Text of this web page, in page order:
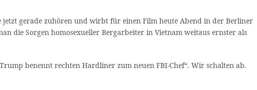
jetzt gerade zuhören und wirbt für einen Film heute Abend in der Berliner
die Sorgen homosexueller Bergarbeiter in Vietnam weitaus ernster als
benennt rechten Hardliner zum neuen FBI-Chef“. Wir schalten ab.